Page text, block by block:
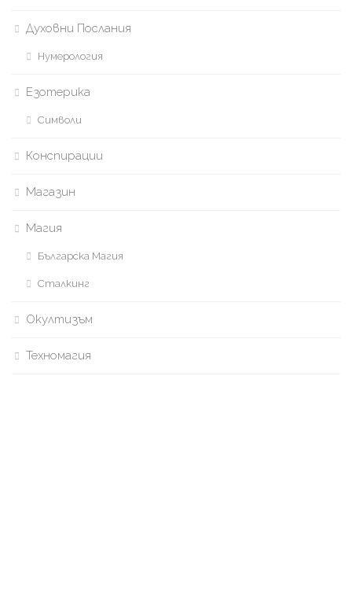
Духовни Послания
Нумерология
Езотерика
Символи
Конспирации
Магазин
Магия
Българска Магия
Сталкинг
Окултизъм
Техномагия